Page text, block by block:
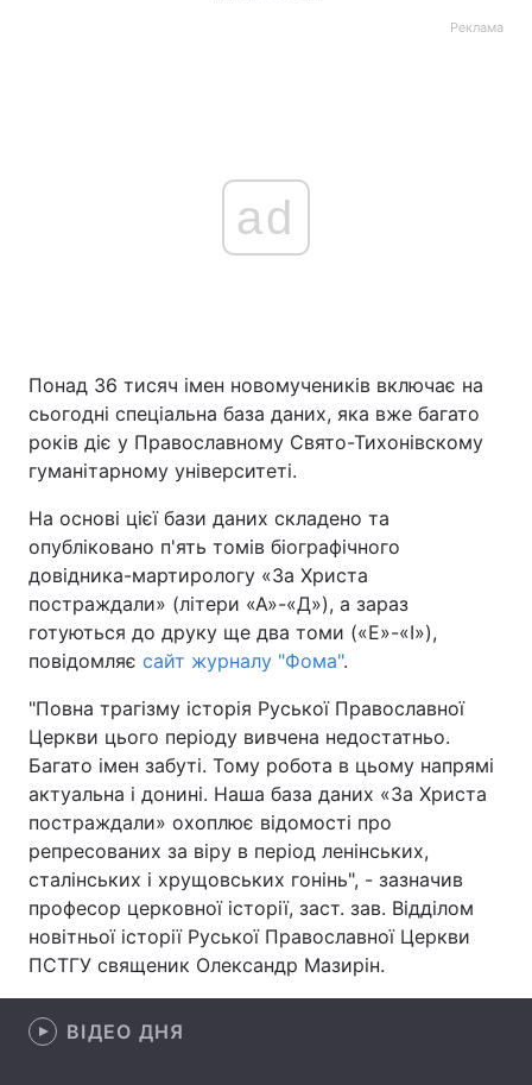
Головна Війна
Україна Політика
Економіка Світ
Техно і зв'язок Лайт
Здоров'я Туризм
Цікавинки Погода
Екологія Регіони
Лонгріди
Реклама
ad
Понад 36 тисяч імен новомучеників включає на
сьогодні спеціальна база даних, яка вже багато
років діє у Православному Свято-Тихонівскому
гуманітарному університеті.
На основі цієї бази даних складено та
опубліковано п'ять томів біографічного
довідника-мартирологу «За Христа
постраждали» (літери «А»-«Д»), а зараз
готуються до друку ще два томи («Е»-«І»),
повідомляє сайт журналу "Фома".
"Повна трагізму історія Руської Православної
Церкви цього періоду вивчена недостатньо.
Багато імен забуті. Тому робота в цьому напрямі
актуальна і донині. Наша база даних «За Христа
постраждали» охоплює відомості про
репресованих за віру в період ленінських,
сталінських і хрущовських гонінь", - зазначив
професор церковної історії, заст. зав. Відділом
новітньої історії Руської Православної Церкви
ПСТГУ священик Олександр Мазирін.
ВІДЕО ДНЯ